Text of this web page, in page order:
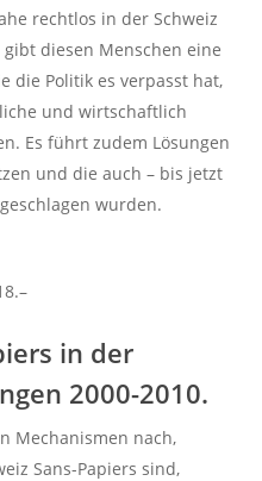
rechtlos in der Schweiz
diesen Menschen eine
die Politik es verpasst hat,
und wirtschaftlich
Es führt zudem Lösungen
und die auch – bis jetzt
wurden.
in der
2000-2010.
Mechanismen nach,
Sans-Papiers sind,